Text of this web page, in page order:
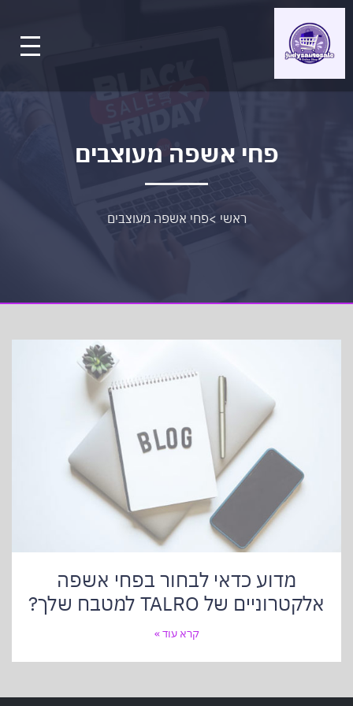
פחי אשפה מעוצבים
ראשי >פחי אשפה מעוצבים
מדוע כדאי לבחור בפחי אשפה
אלקטרוניים של TALRO למטבח שלך?
קרא עוד »